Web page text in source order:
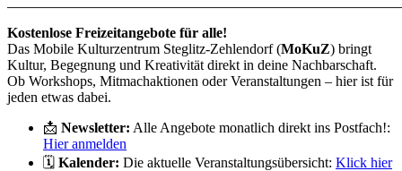
Kostenlose Freizeitangebote für alle!
Das Mobile Kulturzentrum Steglitz-Zehlendorf (MoKuZ) bringt
Kultur, Begegnung und Kreativität direkt in deine Nachbarschaft.
Ob Workshops, Mitmachaktionen oder Veranstaltungen – hier ist für
jeden etwas dabei.
📩 Newsletter: Alle Angebote monatlich direkt ins Postfach!:
Hier anmelden
🗓️ Kalender: Die aktuelle Veranstaltungsübersicht: Klick hier